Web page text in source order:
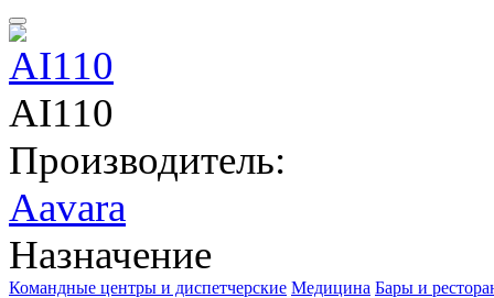
AI110
Производитель:
Aavara
Назначение
Командные центры и диспетчерские Медицина Бары и